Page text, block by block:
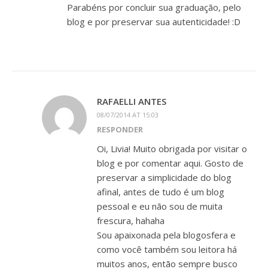
Parabéns por concluir sua graduação, pelo
blog e por preservar sua autenticidade! :D
RAFAELLI ANTES
08/07/2014 AT 15:03
RESPONDER
Oi, Livia! Muito obrigada por visitar o
blog e por comentar aqui. Gosto de
preservar a simplicidade do blog
afinal, antes de tudo é um blog
pessoal e eu não sou de muita
frescura, hahaha
Sou apaixonada pela blogosfera e
como você também sou leitora há
muitos anos, então sempre busco